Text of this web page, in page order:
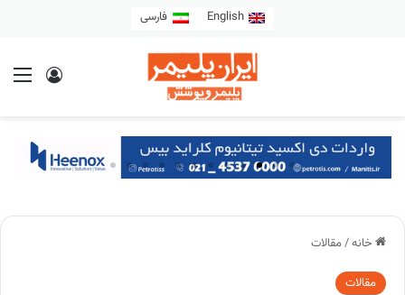
English فارسی
خانه/مقالات
مقالات